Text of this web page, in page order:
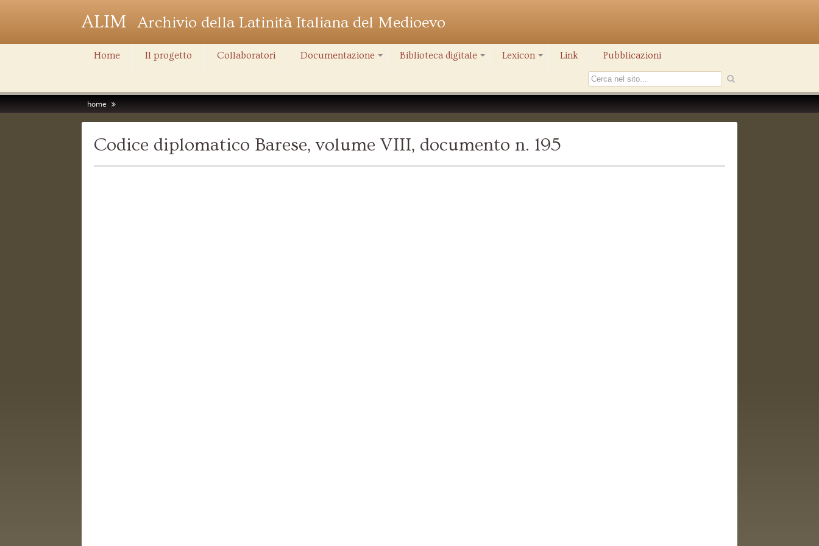
ALIM Archivio della Latinità Italiana del Medioevo
Home Il progetto Collaboratori Documentazione Biblioteca digitale Lexicon Link Pubblicazioni
home
Codice diplomatico Barese, volume VIII, documento n. 195